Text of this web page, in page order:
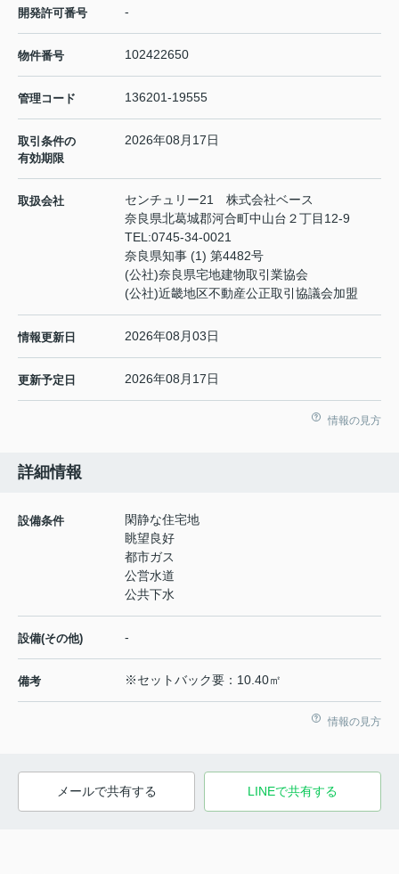
開発許可番号 -
物件番号 102422650
管理コード 136201-19555
取引条件の
有効期限
2026年08月17日
取扱会社
センチュリー21 株式会社ベース
奈良県北葛城郡河合町中山台２丁目12-9
TEL:0745-34-0021
奈良県知事 (1) 第4482号
(公社)奈良県宅地建物取引業協会
(公社)近畿地区不動産公正取引協議会加盟
情報更新日 2026年08月03日
更新予定日 2026年08月17日
情報の見方
詳細情報
設備条件
閑静な住宅地
眺望良好
都市ガス
公営水道
公共下水
設備(その他) -
備考 ※セットバック要：10.40㎡
情報の見方
メールで共有する LINEで共有する